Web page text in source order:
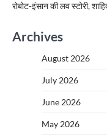
रोबोट-इंसान की लव स्टोरी,
Archives
August 2026
July 2026
June 2026
May 2026